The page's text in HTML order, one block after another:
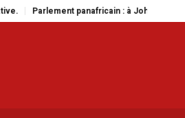
à Johannesburg, Aimé Boji Sangara